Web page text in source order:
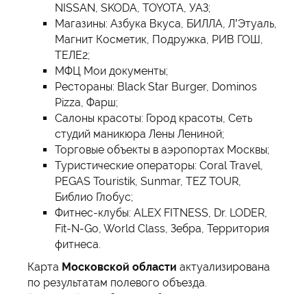
NISSAN, SKODA, TOYOTA, УАЗ;
Магазины: Азбука Вкуса, БИЛЛА, Л’Этуаль,
Магнит Косметик, Подружка, РИВ ГОШ,
ТЕЛЕ2;
МФЦ Мои документы;
Рестораны: Black Star Burger, Dominos
Pizza, Фарш;
Салоны красоты: Город красоты, Сеть
студий маникюра Лены Лениной;
Торговые объекты в аэропортах Москвы;
Туристические операторы: Coral Travel,
PEGAS Touristik, Sunmar, TEZ TOUR,
Библио Глобус;
Фитнес-клубы: ALEX FITNESS, Dr. LODER,
Fit-N-Go, World Class, Зебра, Территория
фитнеса.
Карта Московской области актуализирована
по результатам полевого объезда.